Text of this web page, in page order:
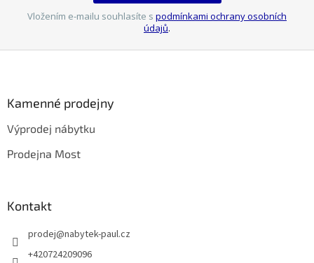
Vložením e-mailu souhlasíte s podmínkami ochrany osobních
údajů.
Kamenné prodejny
Výprodej nábytku
Prodejna Most
Kontakt
prodej@nabytek-paul.cz
+420724209096